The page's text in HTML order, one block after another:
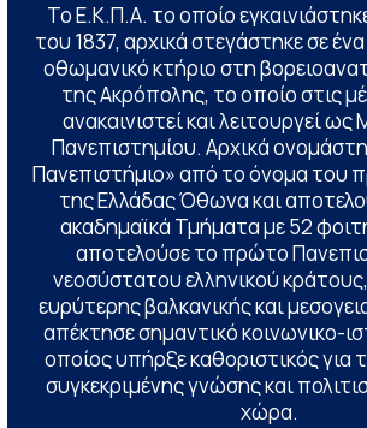
Το Ε.Κ.Π.Α. το οποίο
του 1837, αρχικά στεγάστηκε σε
οθωμανικό κτήριο στη
της Ακρόπολης, το οποίο στις
ανακαινιστεί και λειτουργεί
Πανεπιστημίου. Αρχικά
Πανεπιστήμιο» από το όνομα του
της Ελλάδας Όθωνα και
ακαδημαϊκά Τμήματα με 52
αποτελούσε το πρώτο
νεοσύστατου ελληνικού
ευρύτερης βαλκανικής και
απέκτησε σημαντικό κοινωνικο-
οποίος υπήρξε καθοριστικός
συγκεκριμένης γνώσης και
χώρα.